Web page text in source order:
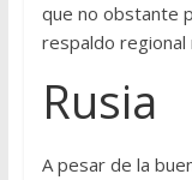
que no obstante
respaldo regional
Rusia
A pesar de la